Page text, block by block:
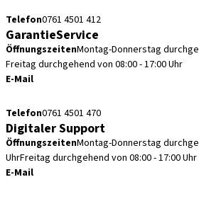
Telefon0761 4501 412
GarantieService
ÖffnungszeitenMontag-Donnerstag
Freitag durchgehend von 08:00 - 17:00 Uhr
E-Mail
Telefon0761 4501 470
Digitaler Support
ÖffnungszeitenMontag-Donnerstag
UhrFreitag durchgehend von 08:00 - 17:00 Uhr
E-Mail